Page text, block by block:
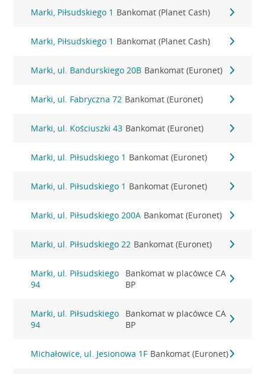
Marki, Piłsudskiego 1 Bankomat (Planet Cash)
Marki, Piłsudskiego 1 Bankomat (Planet Cash)
Marki, ul. Bandurskiego 20B Bankomat (Euronet)
Marki, ul. Fabryczna 72 Bankomat (Euronet)
Marki, ul. Kościuszki 43 Bankomat (Euronet)
Marki, ul. Piłsudskiego 1 Bankomat (Euronet)
Marki, ul. Piłsudskiego 1 Bankomat (Euronet)
Marki, ul. Piłsudskiego 200A Bankomat (Euronet)
Marki, ul. Piłsudskiego 22 Bankomat (Euronet)
Marki, ul. Piłsudskiego
94
Bankomat w placówce CA
BP
Marki, ul. Piłsudskiego
94
Bankomat w placówce CA
BP
Michałowice, ul. Jesionowa 1F Bankomat (Euronet)